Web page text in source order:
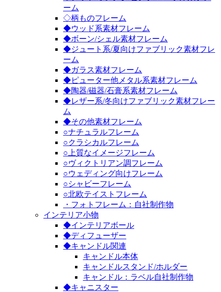
ーム
◇柄ものフレーム
◆ウッド系素材フレーム
◆ボーン/シェル素材フレーム
◆ジュート系/夏向けファブリック素材フレ
ーム
◆ガラス素材フレーム
◆ピューター他メタル系素材フレーム
◆陶器/磁器/石膏系素材フレーム
◆レザー系/冬向けファブリック素材フレー
ム
◆その他素材フレーム
○ナチュラルフレーム
○クラシカルフレーム
○上質なイメージフレーム
○ヴィクトリアン調フレーム
○ウェディング向けフレーム
○シャビーフレーム
○北欧テイストフレーム
・フォトフレーム：自社制作物
インテリア小物
◆インテリアボール
◆ディフューザー
◆キャンドル関連
キャンドル本体
キャンドルスタンド/ホルダー
キャンドル：ラベル自社制作物
◆キャニスター